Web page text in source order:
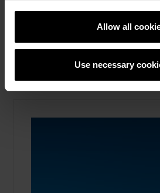
Allow all
Use necessary
C.F. Møller Architects. Läs
Läs mera
Fasadtegel